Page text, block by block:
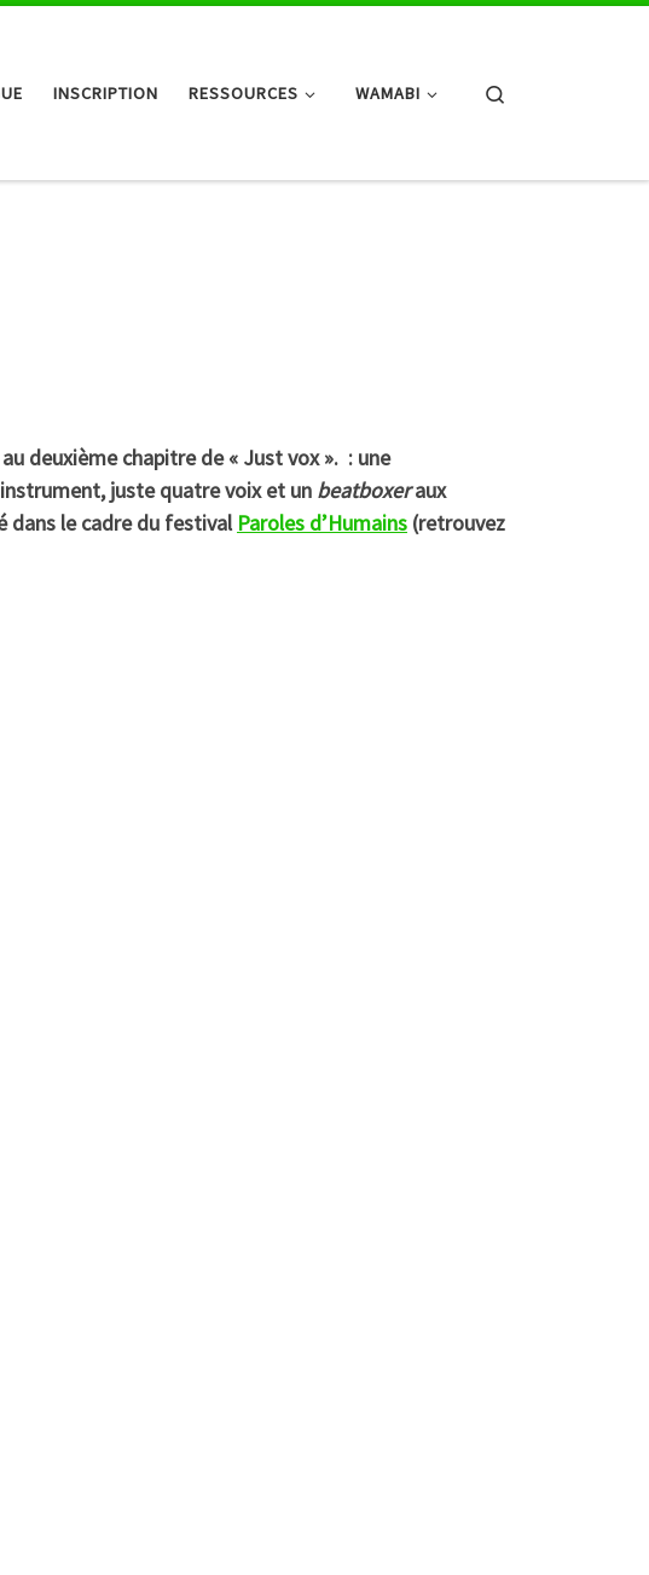
INSCRIPTION RESSOURCES WAMABI
deuxième chapitre de « Just vox ». : une
juste quatre voix et un beatboxeraux
dans le cadre du festival Paroles d’Humains (retrouvez